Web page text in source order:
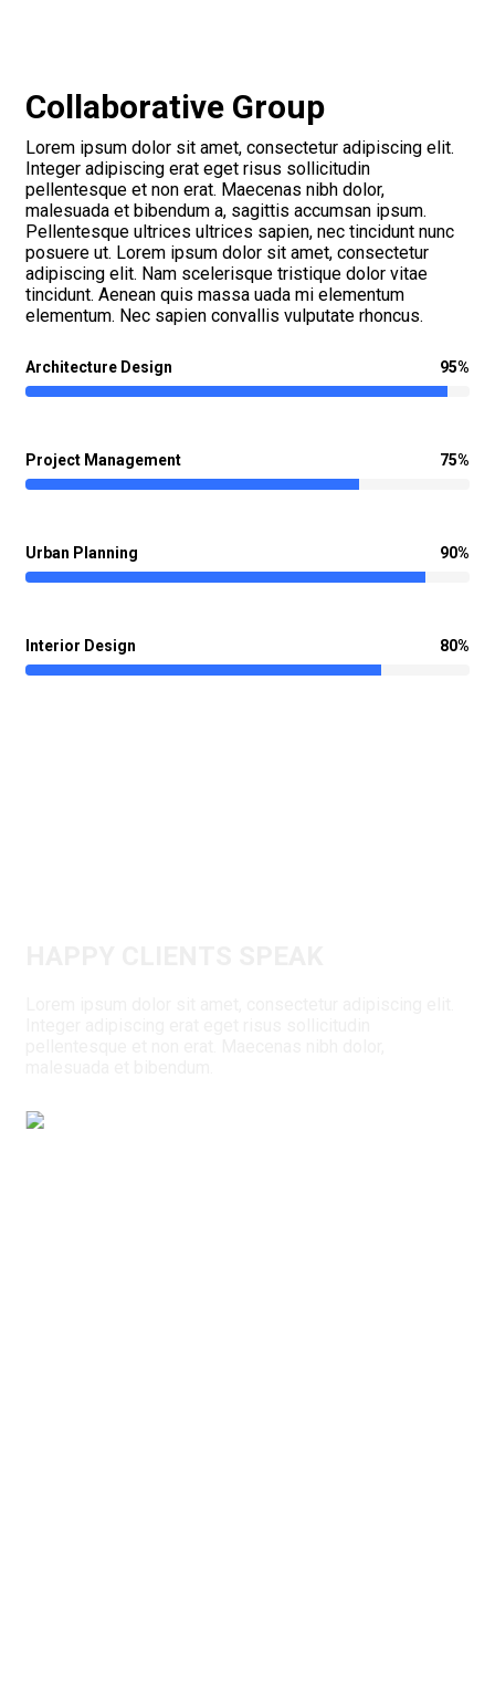
Collaborative Group
Lorem ipsum dolor sit amet, consectetur adipiscing elit.
Integer adipiscing erat eget risus sollicitudin
pellentesque et non erat. Maecenas nibh dolor,
malesuada et bibendum a, sagittis accumsan ipsum.
Pellentesque ultrices ultrices sapien, nec tincidunt nunc
posuere ut. Lorem ipsum dolor sit amet, consectetur
adipiscing elit. Nam scelerisque tristique dolor vitae
tincidunt. Aenean quis massa uada mi elementum
elementum. Nec sapien convallis vulputate rhoncus.
Architecture Design 95%
Project Management 75%
Urban Planning 90%
Interior Design 80%